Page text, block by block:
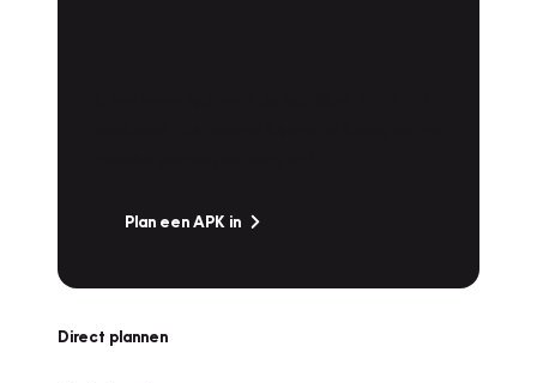
Plan een APK in
Direct plannen